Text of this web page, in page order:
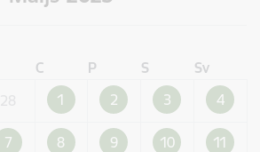
C P S
Sv
1 2 3 4
7 8 9 10 11